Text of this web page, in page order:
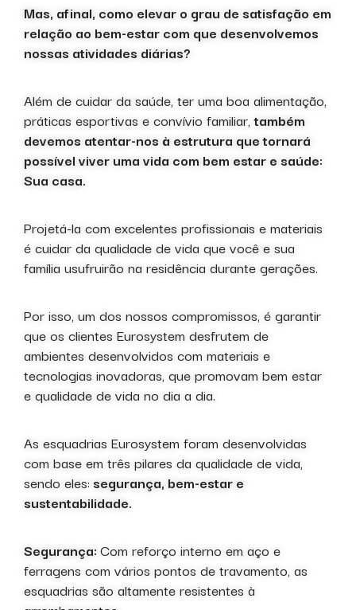
Mas, afinal, como elevar o grau de satisfação em
relação ao bem-estar com que desenvolvemos
nossas atividades diárias?
Além de cuidar da saúde, ter uma boa alimentação,
práticas esportivas e convívio familiar,também
devemos atentar-nos à estrutura que tornará
possível viver uma vida com bem estar e saúde:
Sua casa.
Projetá-la com excelentes profissionais e materiais
é cuidar da qualidade de vida que você e sua
família usufruirão na residência durante gerações.
Por isso, um dos nossos compromissos, é garantir
que os clientes Eurosystem desfrutem de
ambientes desenvolvidos com materiais e
tecnologias inovadoras, que promovam bem estar
e qualidade de vida no dia a dia.
As esquadrias Eurosystem foram desenvolvidas
com base em três pilares da qualidade de vida,
sendo eles:segurança, bem-estar e
sustentabilidade.
Segurança:Com reforço interno em aço e
ferragens com vários pontos de travamento, as
esquadrias são altamente resistentes à